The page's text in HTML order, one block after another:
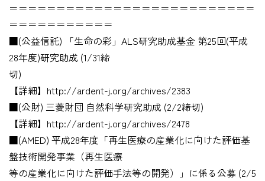
＝＝＝＝＝＝＝＝＝＝＝＝＝＝＝＝＝＝＝＝＝＝＝＝＝＝
＝＝＝＝＝＝＝＝＝＝＝
■(公益信託) 「生命の彩」ALS研究助成基金 第25回(平成
28年度)研究助成 (1/31締
切)
【詳細】http://ardent-j.org/archives/2383
■(公財) 三菱財団 自然科学研究助成 (2/2締切)
【詳細】http://ardent-j.org/archives/2478
■(AMED) 平成28年度「再生医療の産業化に向けた評価基
盤技術開発事業（再生医療
等の産業化に向けた評価手法等の開発）」に係る公募 (2/5